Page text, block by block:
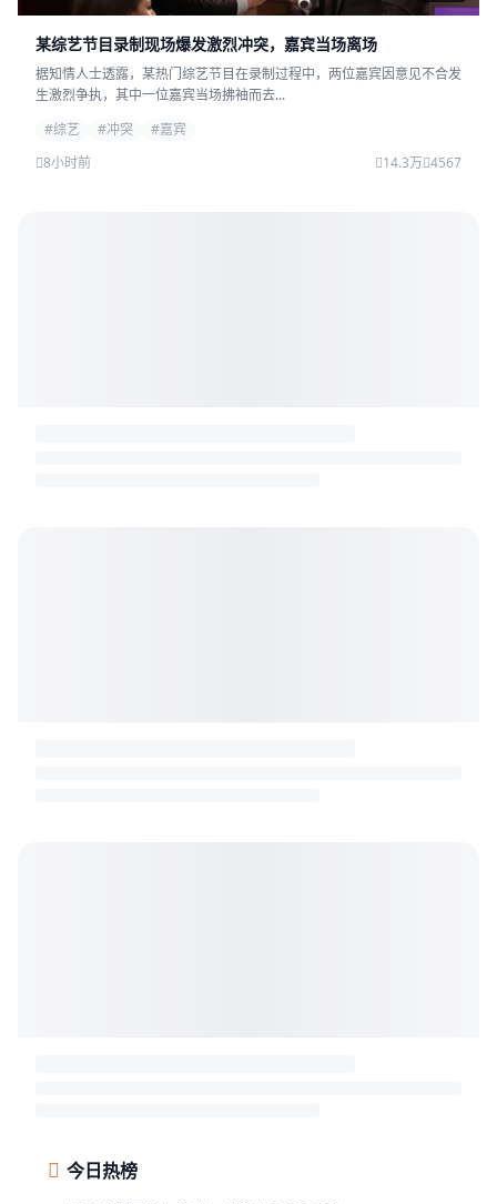
某综艺节目录制现场爆发激烈冲突，嘉宾当场离场
据知情人士透露，某热门综艺节目在录制过程中，两位嘉宾因意见不合发
生激烈争执，其中一位嘉宾当场拂袖而去...
#综艺
#冲突
#嘉宾
8小时前
14.3万 4567
今日热榜